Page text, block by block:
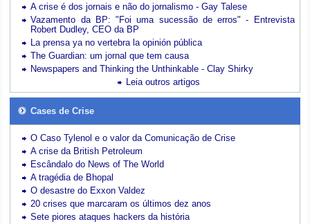
A crise é dos jornais e não do jornalismo - Gay Talese
Vazamento da BP: "Foi uma sucessão de erros" - Entrevista
Robert Dudley, CEO da BP
La prensa ya no vertebra la opinión pública
The Guardian: um jornal que tem causa
Newspapers and Thinking the Unthinkable - Clay Shirky
Leia outros artigos
Cases de Crise
O Caso Tylenol e o valor da Comunicação de Crise
A crise da British Petroleum
Escândalo do News of The World
A tragédia de Bhopal
O desastre do Exxon Valdez
20 crises que marcaram os últimos dez anos
Sete piores ataques hackers da história